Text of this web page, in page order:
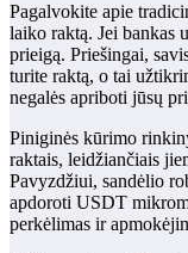
Pagalvokite apie
laiko raktą. Jei bankas
prieigą. Priešingai,
turite raktą, o tai
negalės apriboti jūsų
Piniginės kūrimo
raktais, leidžiančiais
Pavyzdžiui, sandėlio
apdoroti USDT
perkėlimas ir